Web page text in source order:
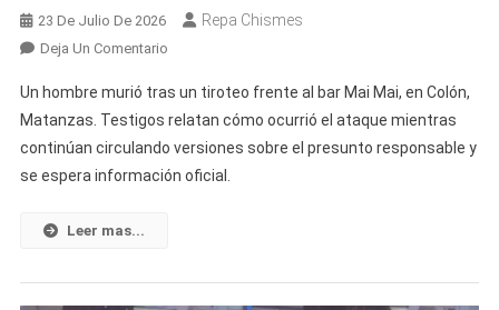
23 De Julio De 2026 Repa Chismes
Deja Un ComentarioEn
Frente
A
Un
Bar
Un
Un hombre murió tras un tiroteo frente al bar Mai Mai, en Colón,
Matanzas. Testigos relatan cómo ocurrió el ataque mientras
continúan circulando versiones sobre el presunto responsable y
se espera información oficial.
Leer mas...